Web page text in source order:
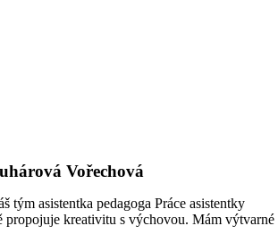
Vořechová
tým asistentka pedagoga Práce asistentky
propojuje kreativitu s výchovou. Mám výtvarné